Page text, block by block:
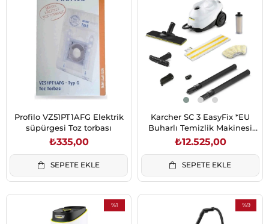
Profilo VZ51PT1AFG Elektrik
süpürgesi Toz torbası
₺335,00
SEPETE EKLE
Karcher SC 3 EasyFix *EU
Buharlı Temizlik Makinesi
(1.513-650.0)
₺12.525,00
SEPETE EKLE
%1
%9